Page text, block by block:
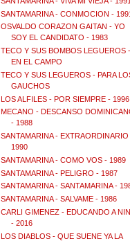
SANTAMARINA - CONMOCION -
OSVALDO CORAZON GAITAN - YO
SOY EL CANDIDATO - 1983
TECO Y SUS BOMBOS LEGUEROS -
EN EL CAMPO
TECO Y SUS LEGUEROS - PARA
GAUCHOS
LOS ALFILES - POR SIEMPRE - 1996
MECANO - DESCANSO
- 1988
SANTAMARINA - EXTRAORDINARIO
1990
SANTAMARINA - COMO VOS - 1989
SANTAMARINA - PELIGRO - 1987
SANTAMARINA - SANTAMARINA -
SANTAMARINA - SALVAME - 1986
CARLI GIMENEZ - EDUCANDO A
- 2016
LOS DIABLOS - QUE SUENE YA LA